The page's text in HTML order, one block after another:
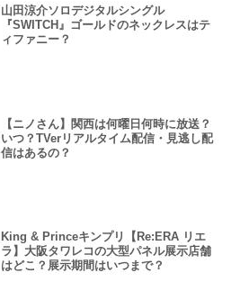
山田涼介ソロデジタルシングル
『SWITCH』ゴールドのネックレスはテ
ィファニー？
【ニノさん】関西は何曜日何時に放送？
いつ？TVerリアルタイム配信・見逃し配
信はあるの？
King & Princeキンプリ【Re:ERA リエ
ラ】大阪タワレコの大型パネル展示店舗
はどこ？展示期間はいつまで？